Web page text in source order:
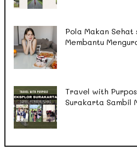
Pola Makan
Membantu
Travel with
Surakarta Sambil